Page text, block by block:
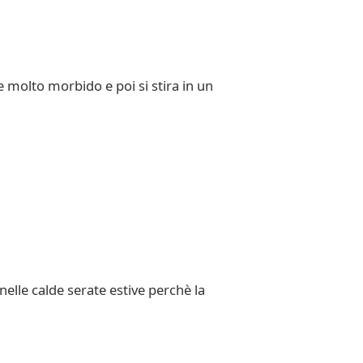
molto morbido e poi si stira in un
calde serate estive perchè la